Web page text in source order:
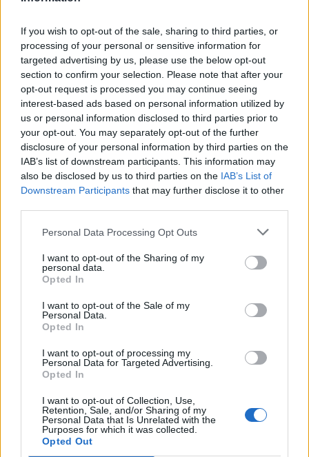
If you wish to opt-out of the sale, sharing to third parties, or
processing of your personal or sensitive information for
targeted advertising by us, please use the below opt-out
section to confirm your selection. Please note that after your
opt-out request is processed you may continue seeing
interest-based ads based on personal information utilized by
us or personal information disclosed to third parties prior to
your opt-out. You may separately opt-out of the further
disclosure of your personal information by third parties on the
IAB’s list of downstream participants. This information may
also be disclosed by us to third parties on the IAB’s List of
Downstream Participants that may further disclose it to other
Personal Data Processing Opt Outs
I want to opt-out of the Sharing of my
personal data.
Opted In
I want to opt-out of the Sale of my
Personal Data.
Opted In
I want to opt-out of processing my
Personal Data for Targeted Advertising.
Opted In
I want to opt-out of Collection, Use,
Retention, Sale, and/or Sharing of my
Personal Data that Is Unrelated with the
Purposes for which it was collected.
Opted Out
αλλά προπαντός για το υπουργείο Υγείας και τα
10 Απριλίου 2012 08:05
Παραμελούν και την υγεία τους οι
Έλληνες λόγω κρίσης!
Μπορεί η ηγεσία του υπουργείου Υγείας να
υποστηρίζει ότι αυξήθηκε κατά 20 με 30% η
προσέλευση στα δημόσια νοσοκομεία...
20 Μαρτίου 2012 07:47
Ιδιωτικό… ΕΣΥ με χρήματα ασθενών!